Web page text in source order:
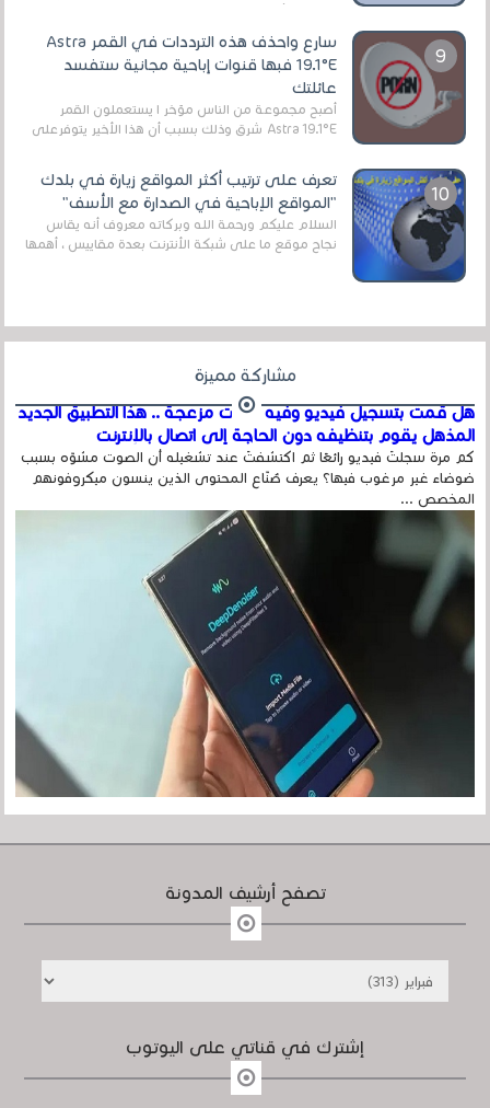
الرقمي الأرضي التقليدي، يُعدّ IPTV-org خيار...
سارع واحذف هذه الترددات في القمر Astra
19.1°E فبها قنوات إباحية مجانية ستفسد
عائلتك
أصبح مجموعة من الناس مؤخر ا يستعملون القمر
Astra 19.1°E شرق وذلك بسبب أن هذا الأخير يتوفرعلى
تعرف على ترتيب أكثر المواقع زيارة في بلدك
"المواقع الإباحية في الصدارة مع الأسف"
السلام عليكم ورحمة الله وبركاته معروف أنه يقاس
نجاح موقع ما على شبكة الأنترنت بعدة مقاييس ، أهمها
مشاركة مميزة
هل قمت بتسجيل فيديو وفيه أصوت مزعجة .. هذا التطبيق الجديد
المذهل يقوم بتنظيفه دون الحاجة إلى اتصال بالإنترنت
كم مرة سجلتَ فيديو رائعًا ثم اكتشفتَ عند تشغيله أن الصوت مشوّه بسبب
ضوضاء غير مرغوب فيها؟ يعرف صُنّاع المحتوى الذين ينسون ميكروفونهم
المخصص ...
تصفح أرشيف المدونة
إشترك في قناتي على اليوتوب